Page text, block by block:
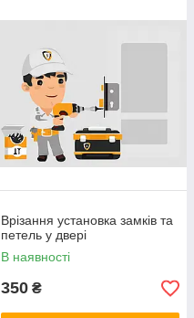
Врізання установка замків та
петель у двері
В наявності
350 ₴